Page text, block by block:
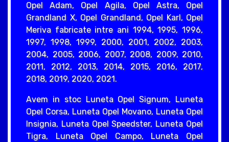
Opel Adam, Opel Agila, Opel Astra, Opel
Grandland X, Opel Grandland, Opel Karl, Opel
Meriva fabricate intre ani 1994, 1995, 1996,
1997, 1998, 1999, 2000, 2001, 2002, 2003,
2004, 2005, 2006, 2007, 2008, 2009, 2010,
2011, 2012, 2013, 2014, 2015, 2016, 2017,
2018, 2019, 2020, 2021.
Avem in stoc Luneta Opel Signum, Luneta
Opel Corsa, Luneta Opel Movano, Luneta Opel
Insignia, Luneta Opel Speedster, Luneta Opel
Tigra, Luneta Opel Campo, Luneta Opel